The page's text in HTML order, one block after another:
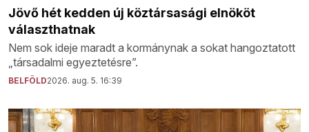
Jövő hét kedden új köztársasági elnököt
választhatnak
Nem sok ideje maradt a kormánynak a sokat hangoztatott
„társadalmi egyeztetésre”.
BELFÖLD2026. aug. 5. 16:39